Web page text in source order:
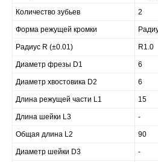
Количество зубьев 2
Форма режущей кромки
Радиус R (±0.01) R1.0
Диаметр фрезы D1 6
Диаметр хвостовика D2 6
Длина режущей части L1 15
Длина шейки L3 -
Общая длина L2 90
Диаметр шейки D3 -